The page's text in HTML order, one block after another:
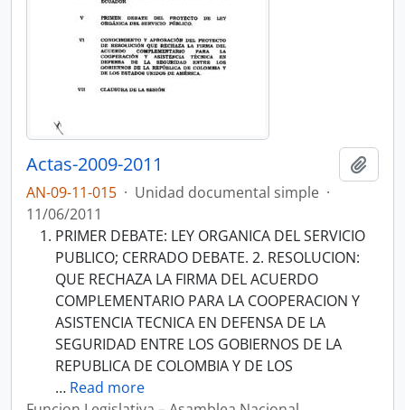
Actas-2009-2011
AN-09-11-015 · Unidad documental simple ·
11/06/2011
PRIMER DEBATE: LEY ORGANICA DEL SERVICIO
PUBLICO; CERRADO DEBATE. 2. RESOLUCION:
QUE RECHAZA LA FIRMA DEL ACUERDO
COMPLEMENTARIO PARA LA COOPERACION Y
ASISTENCIA TECNICA EN DEFENSA DE LA
SEGURIDAD ENTRE LOS GOBIERNOS DE LA
REPUBLICA DE COLOMBIA Y DE LOS
… Read more